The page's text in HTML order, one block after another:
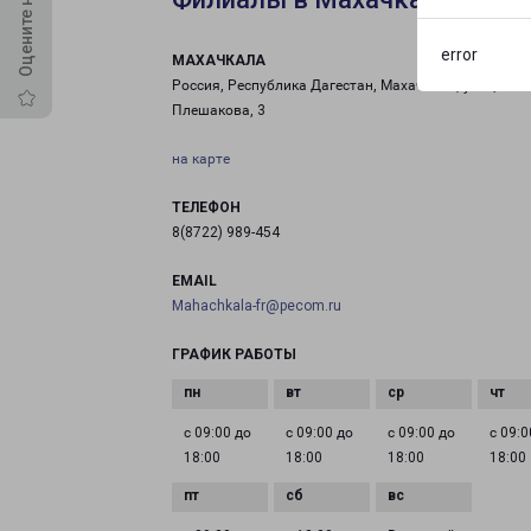
error
МАХАЧКАЛА
Россия, Республика Дагестан, Махачкала, улица
Плешакова, 3
на карте
ТЕЛЕФОН
8(8722) 989-454
EMAIL
Mahachkala-fr@pecom.ru
ГРАФИК РАБОТЫ
с 09:00 до
18:00
с 09:00 до
18:00
с 09:00 до
18:00
с
18:00